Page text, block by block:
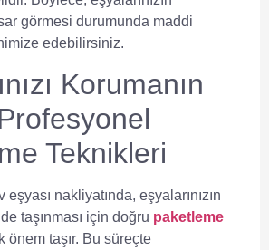
görmesi durumunda maddi
edebilirsiniz.
Korumanın
Teknikleri
eşyası nakliyatında, eşyalarınızın
taşınması için doğru paketleme
önem taşır. Bu süreçte